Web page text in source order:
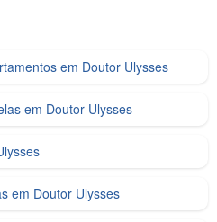
em Doutor Ulysses
em Doutor Ulysses
em Doutor Ulysses